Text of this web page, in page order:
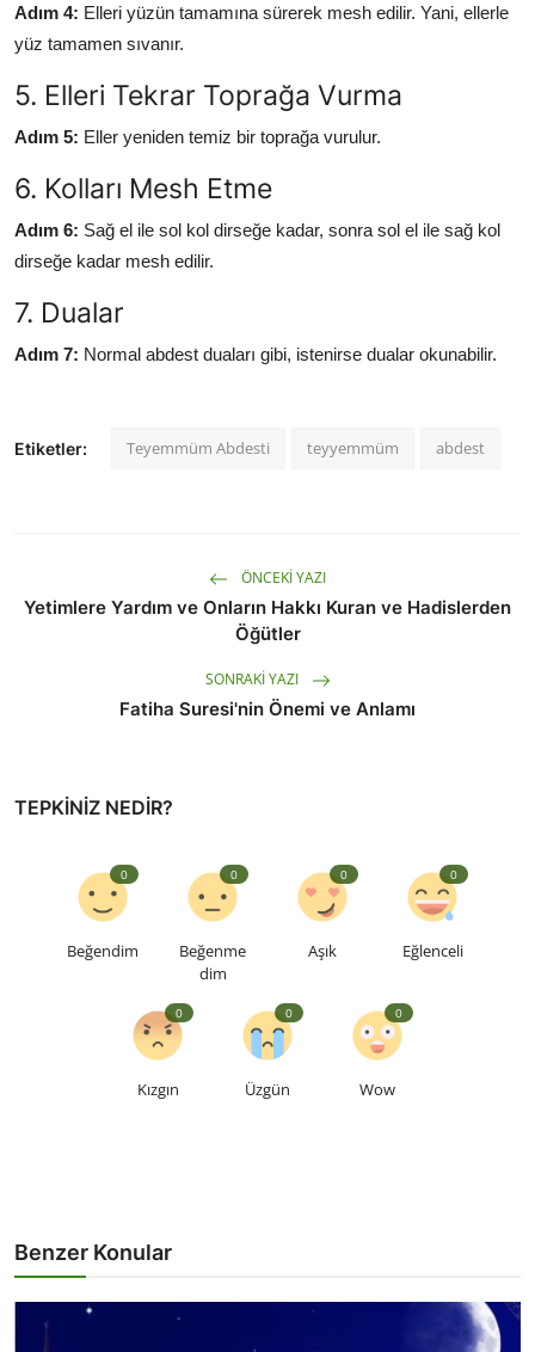
Adım 4: Elleri yüzün tamamına sürerek mesh edilir. Yani, ellerle
yüz tamamen sıvanır.
5. Elleri Tekrar Toprağa Vurma
Adım 5: Eller yeniden temiz bir toprağa vurulur.
6. Kolları Mesh Etme
Adım 6: Sağ el ile sol kol dirseğe kadar, sonra sol el ile sağ kol
dirseğe kadar mesh edilir.
7. Dualar
Adım 7: Normal abdest duaları gibi, istenirse dualar okunabilir.
Etiketler: Teyemmüm Abdesti teyyemmüm abdest
ÖNCEKI YAZI
Yetimlere Yardım ve Onların Hakkı Kuran ve Hadislerden
Öğütler
SONRAKI YAZI
Fatiha Suresi'nin Önemi ve Anlamı
TEPKINIZ NEDIR?
Beğendim
0
Beğenme
dim
0
Aşık
0
Eğlenceli
0
Kızgın
0
Üzgün
0
Wow
0
Benzer Konular